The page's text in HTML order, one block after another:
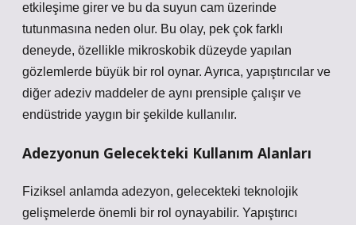
etkileşime girer ve bu da suyun cam üzerinde
tutunmasına neden olur. Bu olay, pek çok farklı
deneyde, özellikle mikroskobik düzeyde yapılan
gözlemlerde büyük bir rol oynar. Ayrıca, yapıştırıcılar ve
diğer adeziv maddeler de aynı prensiple çalışır ve
endüstride yaygın bir şekilde kullanılır.
Adezyonun Gelecekteki Kullanım Alanları
Fiziksel anlamda adezyon, gelecekteki teknolojik
gelişmelerde önemli bir rol oynayabilir. Yapıştırıcı